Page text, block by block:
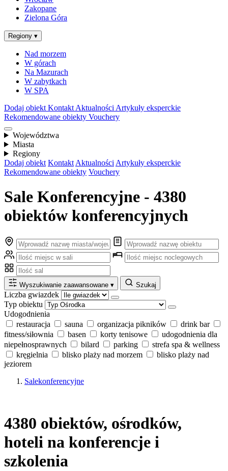
Zakopane
Zielona Góra
Regiony ▾
Nad morzem
W górach
Na Mazurach
W zabytkach
W SPA
Dodaj obiekt Kontakt Aktualności Artykuły eksperckie
Rekomendowane obiekty Vouchery
Województwa
Miasta
Regiony
Dodaj obiekt Kontakt Aktualności Artykuły eksperckie
Rekomendowane obiekty Vouchery
Sale Konferencyjne - 4380
obiektów konferencyjnych
Wyszukiwanie zaawansowane ▾ Szukaj
Liczba gwiazdek
Typ obiektu
Udogodnienia
restauracja
sauna organizacja pikników
drink bar
fitness/siłownia
basen korty tenisowe
udogodnienia dla
niepełnosprawnych
bilard parking
strefa spa & wellness
kręgielnia
blisko plaży nad morzem
blisko plaży nad
jeziorem
Salekonferencyjne
4380 obiektów, ośrodków,
hoteli na konferencje i
szkolenia